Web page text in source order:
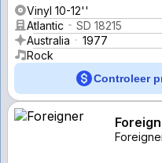
Vinyl 10-12''
Atlantic
SD 18215
Australia
1977
Rock
Controleer